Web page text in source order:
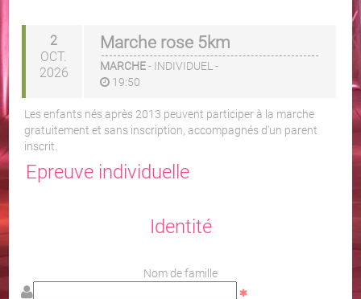
2
OCT.
2026
Marche rose 5km
MARCHE - INDIVIDUEL -
19:50
Les enfants nés après 2013 peuvent participer à la marche
gratuitement et sans inscription, accompagnés d'un parent
inscrit.
Epreuve individuelle
Identité
Nom de famille